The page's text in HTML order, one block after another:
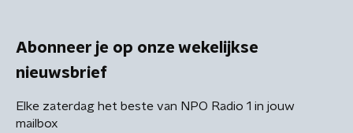
Abonneer je op onze wekelijkse
nieuwsbrief
Elke zaterdag het beste van NPO Radio 1 in jouw
mailbox